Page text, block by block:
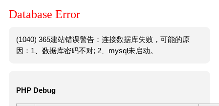
Database Error
(1040) 365建站错误警告：连接数据库失败，可能的原
因：1、数据库密码不对; 2、mysql未启动。
PHP Debug